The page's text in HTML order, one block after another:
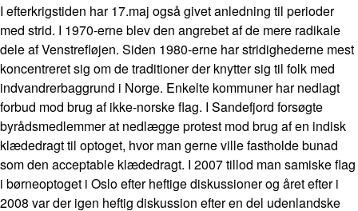
I efterkrigstiden har 17.maj også givet anledning til perioder
med strid. I 1970-erne blev den angrebet af de mere radikale
dele af Venstrefløjen. Siden 1980-erne har stridighederne mest
koncentreret sig om de traditioner der knytter sig til folk med
indvandrerbaggrund i Norge. Enkelte kommuner har nedlagt
forbud mod brug af ikke-norske flag. I Sandefjord forsøgte
byrådsmedlemmer at nedlægge protest mod brug af en indisk
klædedragt til optoget, hvor man gerne ville fastholde bunad
som den acceptable klædedragt. I 2007 tillod man samiske flag
i børneoptoget i Oslo efter heftige diskussioner og året efter i
2008 var der igen heftig diskussion efter en del udenlandske